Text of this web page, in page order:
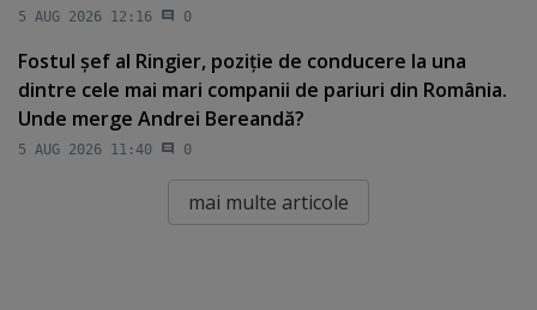
5 AUG 2026 12:16 0
Fostul şef al Ringier, poziţie de conducere la una
dintre cele mai mari companii de pariuri din România.
Unde merge Andrei Bereandă?
5 AUG 2026 11:40 0
mai multe articole